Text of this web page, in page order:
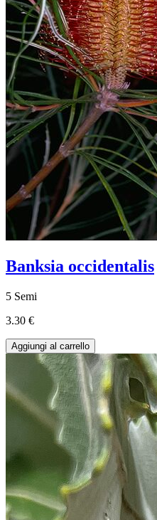
Banksia occidentalis
5 Semi
3.30 €
Aggiungi al carrello